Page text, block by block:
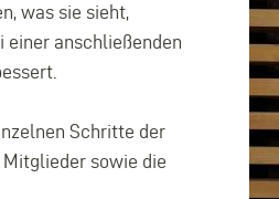
was sie sieht,
anschließenden
Schritte der
Mitglieder sowie die